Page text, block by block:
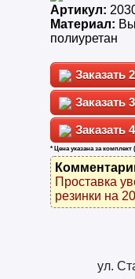
Артикул:
Материал:
полиуретан
* Цена указана за комплект
Проставка
резинки на
ул.